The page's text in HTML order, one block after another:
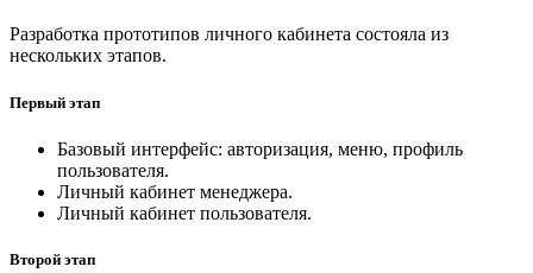
Разработка прототипов личного кабинета состояла из
нескольких этапов.
Первый этап
Базовый интерфейс: авторизация, меню, профиль
пользователя.
Личный кабинет менеджера.
Личный кабинет пользователя.
Второй этап